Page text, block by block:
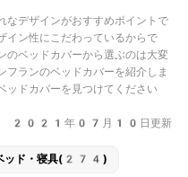
なデザインがおすすめポイントで
イン性にこだわっているからで
のベッドカバーから選ぶのは大変
フランのベッドカバーを紹介しま
ッドカバーを見つけてください
2021年07月10日更新
ッド・寝具(274)